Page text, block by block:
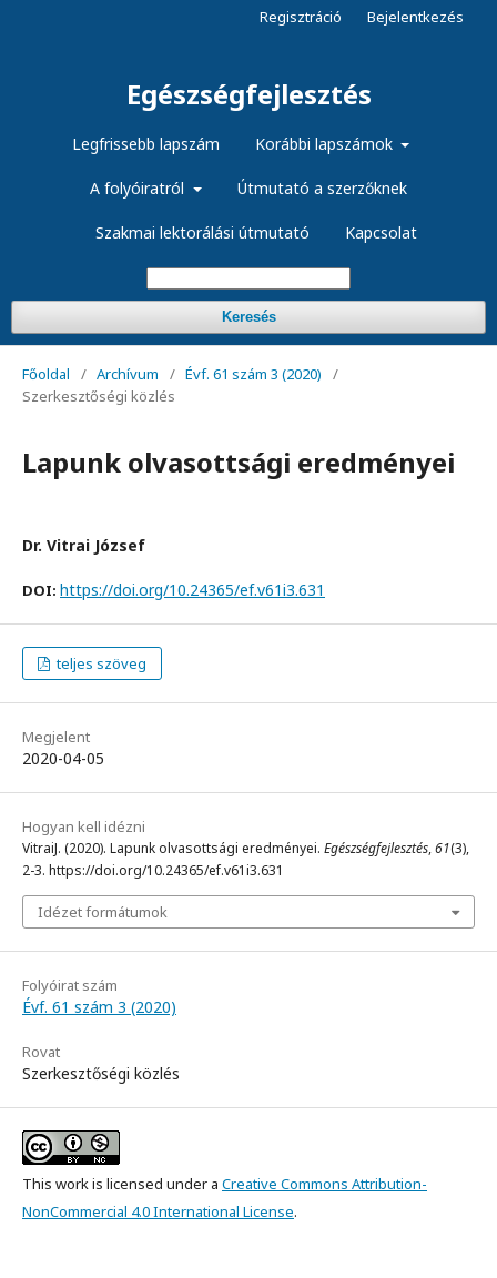
Egészségfejlesztés
Legfrissebb lapszám Korábbi lapszámok
A folyóiratról Útmutató a szerzőknek
Szakmai lektorálási útmutató Kapcsolat
Keresés
Regisztráció Bejelentkezés
Főoldal / Archívum / Évf. 61 szám 3 (2020)
/
Szerkesztőségi közlés
Lapunk olvasottsági eredményei
Dr. Vitrai József
DOI: https://doi.org/10.24365/ef.v61i3.631
teljes szöveg
Megjelent
2020-04-05
Hogyan kell idézni
VitraiJ. (2020). Lapunk olvasottsági eredményei. Egészségfejlesztés,61(3),
2-3. https://doi.org/10.24365/ef.v61i3.631
Idézet formátumok
Folyóirat szám
Évf. 61 szám 3 (2020)
Rovat
Szerkesztőségi közlés
This work is licensed under a Creative Commons Attribution-
NonCommercial 4.0 International License.